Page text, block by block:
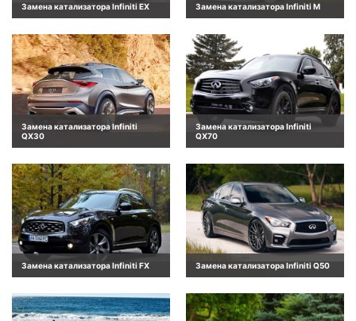
Замена катализатора Infiniti EX Замена катализатора Infiniti M
Замена катализатора Infiniti
QX30
Замена катализатора Infiniti
QX70
Замена катализатора Infiniti FX Замена катализатора Infiniti Q50